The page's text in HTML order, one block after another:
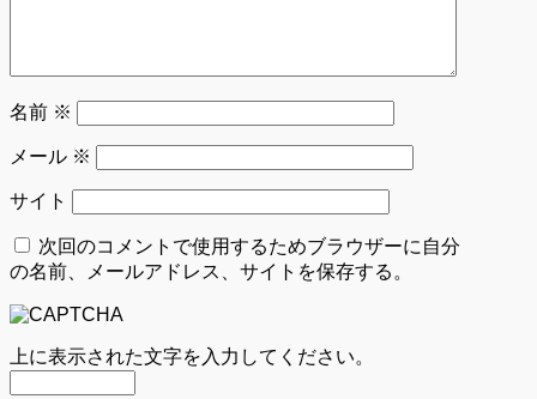
名前 ※
メール ※
サイト
次回のコメントで使用するためブラウザーに自分
の名前、メールアドレス、サイトを保存する。
上に表示された文字を入力してください。